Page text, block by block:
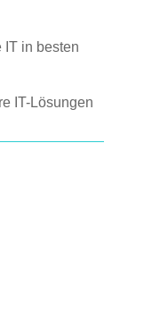
IT in besten
IT-Lösungen